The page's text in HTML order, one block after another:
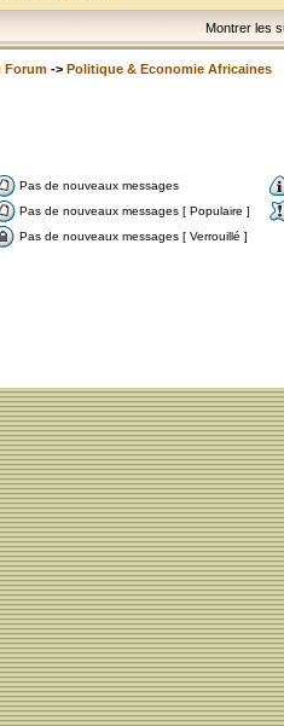
Montrer les
Forum -> Politique & Economie Africaines
Pas de nouveaux messages
Pas de nouveaux messages [ Populaire ]
Pas de nouveaux messages [ Verrouillé ]